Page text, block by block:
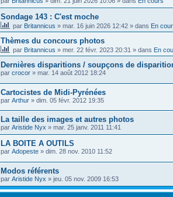
Sondage 143 : C'est moche
par Britannicus » mar. 16 juin 2026 12:42 » dans En
Thèmes du concours photos
par Britannicus » mer. 22 févr. 2023 20:31 » dans En
Dernières disparitions / soupçons de
par crocor » mar. 14 août 2012 18:24
Cartocistes de Midi-Pyrénées
par Arthur » dim. 05 févr. 2012 19:35
La taille des images et autres photos
par Aristide Nyx » mar. 25 janv. 2011 11:41
LA BOITE A OUTILS
par Adopeste » dim. 28 nov. 2010 11:52
Modos référents
par Aristide Nyx » jeu. 05 nov. 2009 16:53